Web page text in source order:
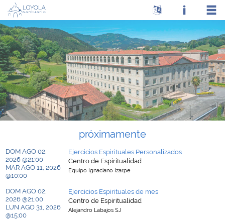
próximamente
DOM AGO 02,
2026 @21:00
MAR AGO 11, 2026
@10:00
Ejercicios Espirituales Personalizados
Centro de Espiritualidad
Equipo Ignaciano Izarpe
DOM AGO 02,
2026 @21:00
LUN AGO 31, 2026
@15:00
Ejercicios Espirituales de mes
Centro de Espiritualidad
Alejandro Labajos SJ